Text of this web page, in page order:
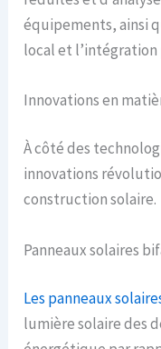
équipements, ainsi
local et l’intégration
Innovations en
À côté des
innovations
construction solaire.
Panneaux solaires
Les panneaux
lumière solaire des